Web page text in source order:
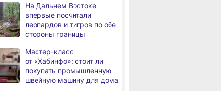
За сутки в Хабаровском
крае в 4 ДТП пострадали 10
человек
В Хабаровске из горящей
квартиры на Чехова
эвакуировали 6 человек
На Дальнем Востоке
впервые посчитали
леопардов и тигров по обе
стороны границы
Мастер-класс
от «Хабинфо»: стоит ли
покупать промышленную
швейную машину для дома